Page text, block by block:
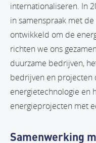
internationaliseren. In
in samenspraak met
ontwikkeld om de
richten we ons
duurzame bedrijven,
bedrijven en projecten
energietechnologie en
energieprojecten met
Samenwerking